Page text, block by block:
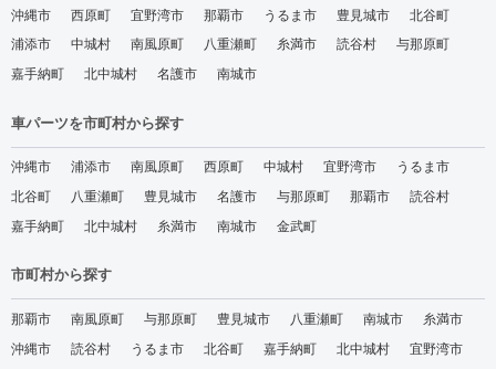
沖縄市 西原町 宜野湾市 那覇市 うるま市 豊見城市
北谷町
浦添市
中城村 南風原町 八重瀬町 糸満市 読谷村
与那原町
嘉手納町
北中城村 名護市 南城市
車パーツを市町村から探す
沖縄市 浦添市 南風原町 西原町 中城村 宜野湾市
うるま市
北谷町
八重瀬町 豊見城市 名護市 与那原町 那覇市
読谷村
嘉手納町
北中城村 糸満市 南城市 金武町
市町村から探す
那覇市 南風原町 与那原町 豊見城市 八重瀬町 南城市
糸満市
沖縄市
読谷村 うるま市 北谷町 嘉手納町 北中城村
宜野湾市